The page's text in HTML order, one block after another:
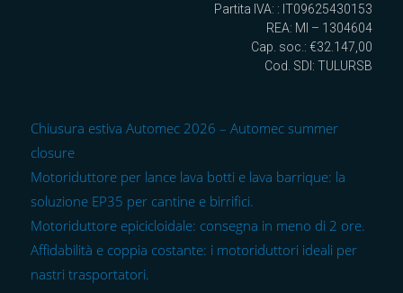
Partita IVA: : IT09625430153
REA: MI – 1304604
Cap. soc.: €32.147,00
Cod. SDI: TULURSB
Chiusura estiva Automec 2026 – Automec summer
closure
Motoriduttore per lance lava botti e lava barrique: la
soluzione EP35 per cantine e birrifici.
Motoriduttore epicicloidale: consegna in meno di 2 ore.
Affidabilità e coppia costante: i motoriduttori ideali per
nastri trasportatori.